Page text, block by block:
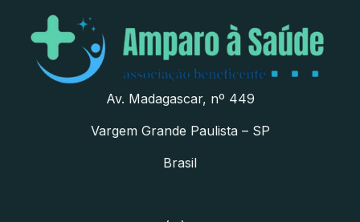
Av. Madagascar, nº 449
Vargem Grande Paulista – SP
Brasil